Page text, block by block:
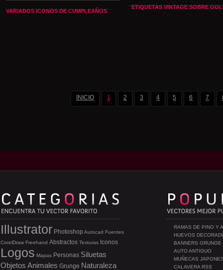
VARIADOS ICONOS DE CUMPLEAÑOS
ETIQUETAS VINTAGE SOBRE
INICIO 1 2 3 4 5 6 7
RAMAS DE PINO Y
HUEVOS
BANNERS GRUNGE
AUTO ANTIGUO
MUÑECAS
CALAVERA RSS
Illustrator Photoshop Autocad Fuentes
CorelDraw Freehand Abstractos Texturas Iconos
Logos Mapas Personas Siluetas
Objetos Animales Grunge Naturaleza